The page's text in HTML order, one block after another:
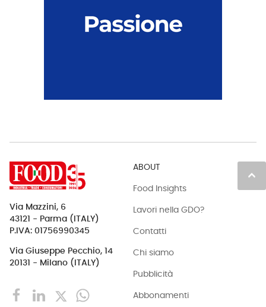
keyboard_arrow_up
Via Mazzini, 6
43121 - Parma (ITALY)
P.IVA: 01756990345
Via Giuseppe Pecchio, 14
20131 - Milano (ITALY)
ABOUT
Food Insights
Lavori nella GDO?
Contatti
Chi siamo
Pubblicità
Abbonamenti